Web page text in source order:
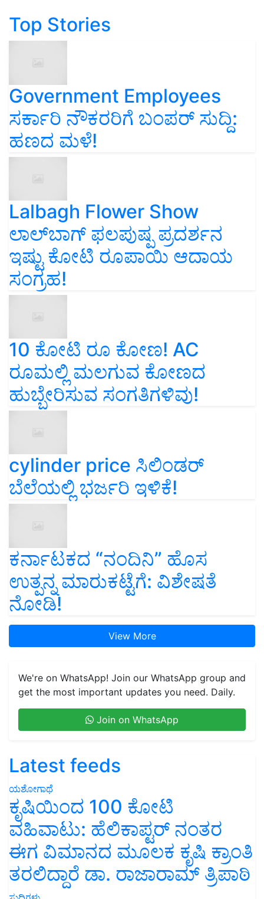
Top Stories
Government Employees
ಸರ್ಕಾರಿ ನೌಕರರಿಗೆ ಬಂಪರ್‌ ಸುದ್ದಿ:
ಹಣದ ಮಳೆ!
Lalbagh Flower Show
ಲಾಲ್‌ಬಾಗ್ ಫಲಪುಷ್ಪ ಪ್ರದರ್ಶನ
ಇಷ್ಟು ಕೋಟಿ ರೂಪಾಯಿ ಆದಾಯ
ಸಂಗ್ರಹ!
10 ಕೋಟಿ ರೂ ಕೋಣ! AC
ರೂಮಲ್ಲಿ ಮಲಗುವ ಕೋಣದ
ಹುಬ್ಬೇರಿಸುವ ಸಂಗತಿಗಳಿವು!
cylinder price ಸಿಲಿಂಡರ್‌
ಬೆಲೆಯಲ್ಲಿ ಭರ್ಜರಿ ಇಳಿಕೆ!
ಕರ್ನಾಟಕದ “ನಂದಿನಿ” ಹೊಸ
ಉತ್ಪನ್ನ ಮಾರುಕಟ್ಟೆಗೆ: ವಿಶೇಷತೆ
ನೋಡಿ!
View More
We're on WhatsApp! Join our WhatsApp group and
get the most important updates you need. Daily.
Join on WhatsApp
Latest feeds
ಯಶೋಗಾಥೆ
ಕೃಷಿಯಿಂದ 100 ಕೋಟಿ
ವಹಿವಾಟು: ಹೆಲಿಕಾಪ್ಟರ್ ನಂತರ
ಈಗ ವಿಮಾನದ ಮೂಲಕ ಕೃಷಿ ಕ್ರಾಂತಿ
ತರಲಿದ್ದಾರೆ ಡಾ. ರಾಜಾರಾಮ್ ತ್ರಿಪಾಠಿ